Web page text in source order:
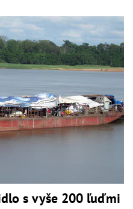
s vyše 200 ľuďmi